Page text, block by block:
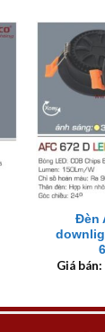
Đèn
Giá